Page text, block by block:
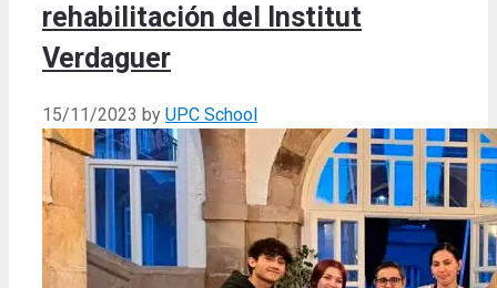
rehabilitación del Institut
Verdaguer
15/11/2023 by UPC School